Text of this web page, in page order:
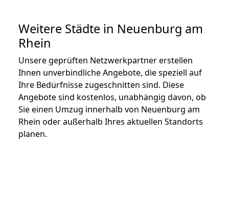
Weitere Städte in Neuenburg am
Rhein
Unsere geprüften Netzwerkpartner erstellen
Ihnen unverbindliche Angebote, die speziell auf
Ihre Bedürfnisse zugeschnitten sind. Diese
Angebote sind kostenlos, unabhängig davon, ob
Sie einen Umzug innerhalb von Neuenburg am
Rhein oder außerhalb Ihres aktuellen Standorts
planen.